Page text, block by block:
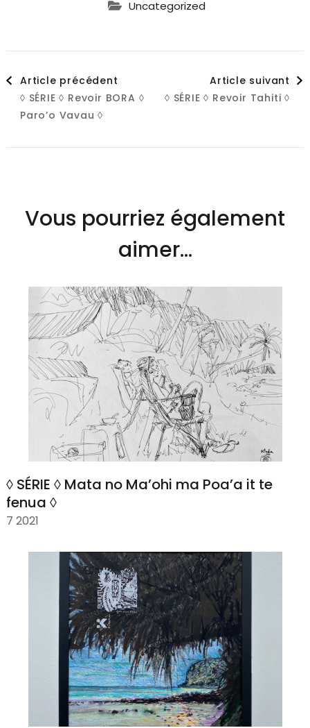
Uncategorized
Navigation
d'article
Article précédent
◊ SÉRIE ◊ Revoir BORA ◊
Paro’o Vavau ◊
Article suivant
◊ SÉRIE ◊ Revoir Tahiti ◊
Vous pourriez également
aimer...
◊ SÉRIE ◊ Mata no Ma’ohi ma Poa’a it te
fenua ◊
7 2021